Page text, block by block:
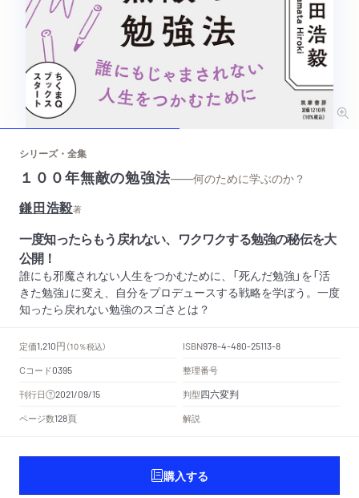
シリーズ・全集
１００年無敵の勉強法——何のために学ぶのか？
鎌田浩毅著
一度知ったらもう戻れない、ワクワクする勉強の秘伝を大
公開！
誰にも邪魔されない人生をつかむために、「死んだ勉強」を「活
きた勉強」に変え、自分をプロデュースする戦略を学ぼう。一度
知ったら戻れない勉強のスゴさとは？
定価1,210円 （10％税込） ISBN978-4-480-25113-8
Cコード0395
整理番号
刊行日
2021/09/15 判型四六変判
ページ数128頁 解説
購入する